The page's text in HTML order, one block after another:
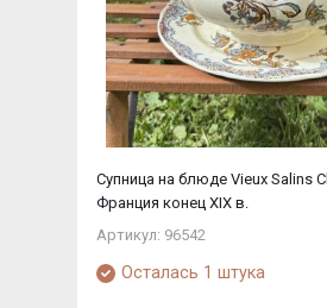
Супница на блюде Vieux Salins
Франция конец XIX в.
Артикул: 96542
Осталась 1 штука